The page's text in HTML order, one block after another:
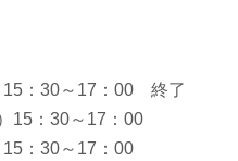
：30～17：00 終了
15：30～17：00
：30～17：00